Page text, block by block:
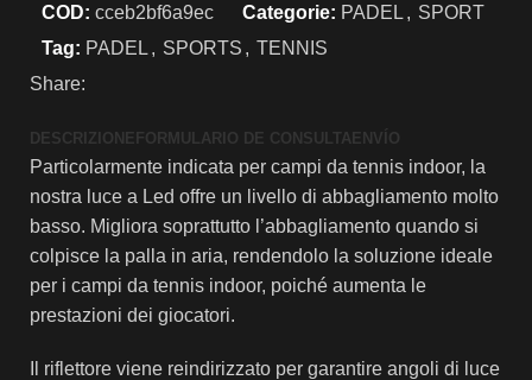
COD: cceb2bf6a9ec Categorie: PADEL , SPORT
Tag: PADEL , SPORTS , TENNIS
Share:
DESCRIZIONE FORMULARIO DE CONSULTAENVÍO
Particolarmente indicata per campi da tennis indoor, la
nostra luce a Led offre un livello di abbagliamento molto
basso. Migliora soprattutto l’abbagliamento quando si
colpisce la palla in aria, rendendolo la soluzione ideale
per i campi da tennis indoor, poiché aumenta le
prestazioni dei giocatori.
Il riflettore viene reindirizzato per garantire angoli di luce